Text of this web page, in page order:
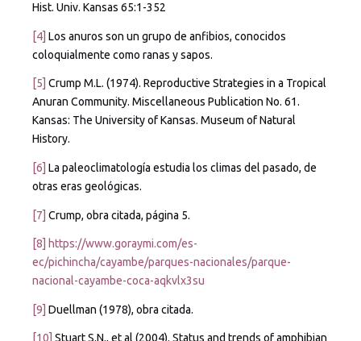
Hist. Univ. Kansas 65:1-352
[4] Los anuros son un grupo de anfibios, conocidos
coloquialmente como ranas y sapos.
[5] Crump M.L. (1974). Reproductive Strategies in a Tropical
Anuran Community. Miscellaneous Publication No. 61.
Kansas: The University of Kansas. Museum of Natural
History.
[6] La paleoclimatología estudia los climas del pasado, de
otras eras geológicas.
[7] Crump, obra citada, página 5.
[8] https://www.goraymi.com/es-
ec/pichincha/cayambe/parques-nacionales/parque-
nacional-cayambe-coca-aqkvlx3su
[9] Duellman (1978), obra citada.
[10] Stuart S.N., et al (2004). Status and trends of amphibian